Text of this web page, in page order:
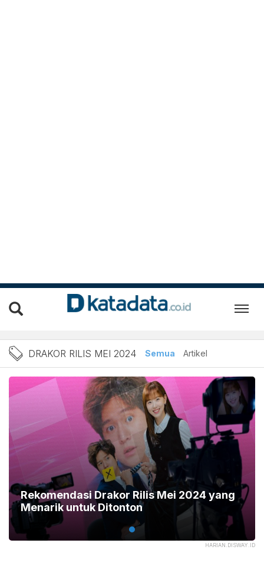
Berita drakor rilis Mei
DRAKOR RILIS MEI 2024 Semua Artikel
HARIAN.DISWAY.ID
Rekomendasi Drakor Rilis Mei 2024 yang
Menarik untuk Ditonton